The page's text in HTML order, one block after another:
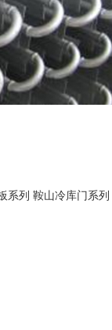
系列 鞍山冷库门系列